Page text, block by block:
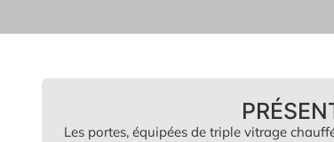
Les portes, équipées de triple vitrage